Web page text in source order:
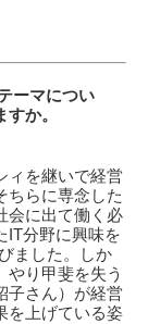
ーマについ
か。
ィを継いで経営
ちらに専念した
会に出て働く必
IT分野に興味を
ました。しか
やり甲斐を失う
子さん）が経営
を上げている姿